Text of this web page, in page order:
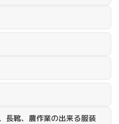
長靴、農作業の出来る服装